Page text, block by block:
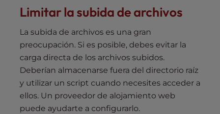
Limitar la subida de archivos
La subida de archivos es una gran
preocupación. Si es posible, debes evitar la
carga directa de los archivos subidos.
Deberían almacenarse fuera del directorio raíz
y utilizar un script cuando necesites acceder a
ellos. Un proveedor de alojamiento web
puede ayudarte a configurarlo.